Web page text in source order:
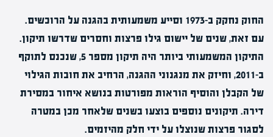
החוק נחקק ב-1973 וסייע משמעותית בהגנה על הרוכשים.
עם זאת, שנים של יישום גילו פרצות וחסרים שדרשו תיקון.
התיקון המשמעותי ביותר היה תיקון מספר 5, שנכנס לתוקף
ב-2011, וחיזק את מנגנוני ההגנה, הרחיב את חובות הגילוי
של הקבלן והוסיף הוראות מפורטות בנושא איחור במסירת
דירה. תיקונים נוספים בוצעו בשנים שלאחר מכן במטרה
לסגור פרצות שנוצלו על ידי חלק מהיזמים.